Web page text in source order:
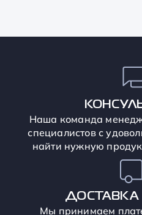
Наша команда
специалистов с
найти нужную
ДОСТАВКА
Мы принимаем